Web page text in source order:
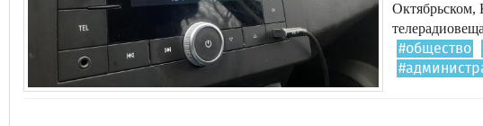
Октябрьском,
#общество